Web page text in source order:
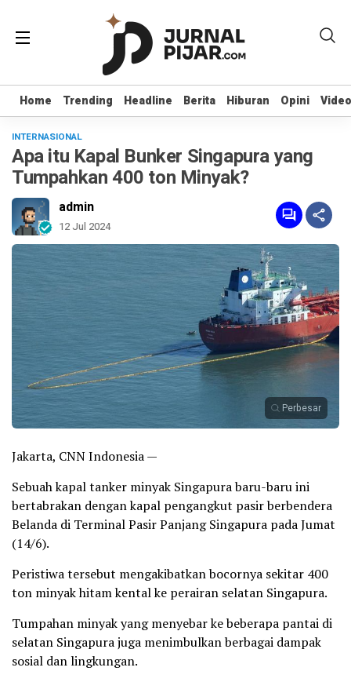
Home Trending Headline Berita Hiburan Opini Video
Home Trending Headline Berita Hiburan Opini Video
INTERNASIONAL
Apa itu Kapal Bunker Singapura yang
Tumpahkan 400 ton Minyak?
admin
12 Jul 2024
Perbesar
Jakarta, CNN Indonesia —
Sebuah kapal tanker minyak Singapura baru-baru ini
bertabrakan dengan kapal pengangkut pasir berbendera
Belanda di Terminal Pasir Panjang Singapura pada Jumat
(14/6).
Peristiwa tersebut mengakibatkan bocornya sekitar 400
ton minyak hitam kental ke perairan selatan Singapura.
Tumpahan minyak yang menyebar ke beberapa pantai di
selatan Singapura juga menimbulkan berbagai dampak
sosial dan lingkungan.